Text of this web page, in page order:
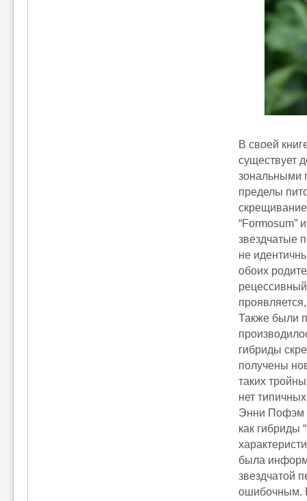
В своей
существует
зональными
пределы
“Formosum”
звездчатые
не
обоих
Также были
гибриды
получены
таких
нет
Энни Пофэм
как гибриды
была
звездчатой
ошибочным.